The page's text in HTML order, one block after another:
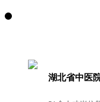
湖北省中医